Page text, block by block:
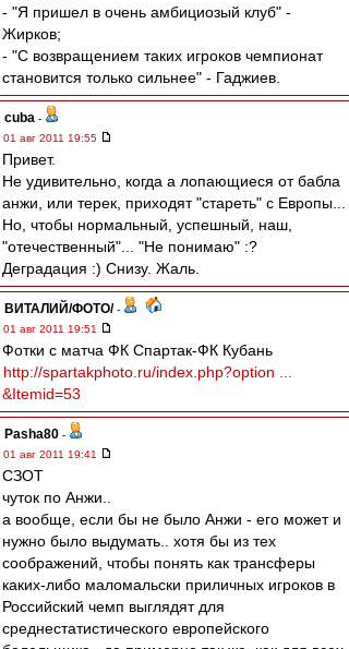
- "Я пришел в очень амбициозый клуб" -
Жирков;
- "С возвращением таких игроков чемпионат
становится только сильнее" - Гаджиев.
cuba -
01 авг 2011 19:55
Привет.
Не удивительно, когда а лопающиеся от бабла
анжи, или терек, приходят "стареть" с Европы...
Но, чтобы нормальный, успешный, наш,
"отечественный"... "Не понимаю" :?
Деградация :) Снизу. Жаль.
ВИТАЛИЙ/ФОТО/ -
01 авг 2011 19:51
Фотки с матча ФК Спартак-ФК Кубань
http://spartakphoto.ru/index.php?option ...
&Itemid=53
Pasha80 -
01 авг 2011 19:41
СЗОТ
чуток по Анжи..
а вообще, если бы не было Анжи - его может и
нужно было выдумать.. хотя бы из тех
соображений, чтобы понять как трансферы
каких-либо маломальски приличных игроков в
Российский чемп выглядят для
среднестатистического европейского